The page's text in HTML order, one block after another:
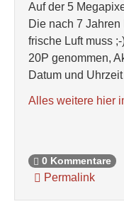
Auf der 5
Die nach 7
frische Luft muss
20P genommen,
Datum und
Alles weitere hier
0 Kommentare
Permalink